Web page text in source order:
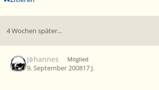
4 Wochen später...
Johannes Mitglied
9. September 200817 J.